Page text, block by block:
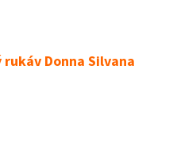
Donna Silvana